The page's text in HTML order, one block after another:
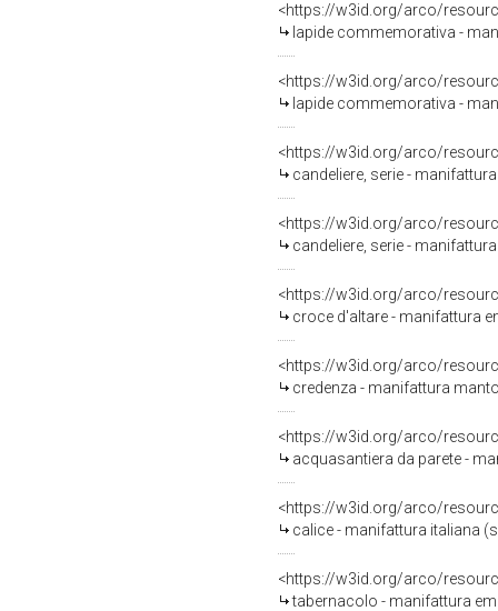
<https://w3id.org/arco/
lapide commemorativa -
<https://w3id.org/arco/
lapide commemorativa -
<https://w3id.org/arco/
candeliere, serie -
<https://w3id.org/arco/
candeliere, serie -
<https://w3id.org/arco/
croce d'altare - manifattura
<https://w3id.org/arco/
credenza - manifattura
<https://w3id.org/arco/
acquasantiera da parete -
<https://w3id.org/arco/
calice - manifattura italiana
<https://w3id.org/arco/
tabernacolo - manifattura